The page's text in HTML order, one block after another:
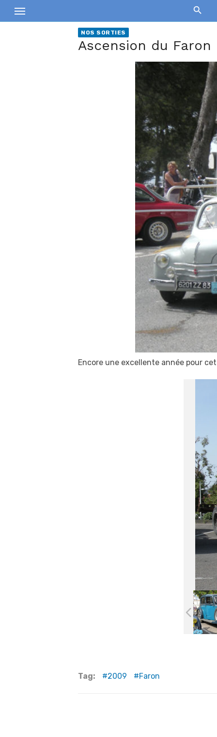
to
NOS SORTIES
Ascension du Faron
Encore une excellente année pour
Tag: 2009 Faron